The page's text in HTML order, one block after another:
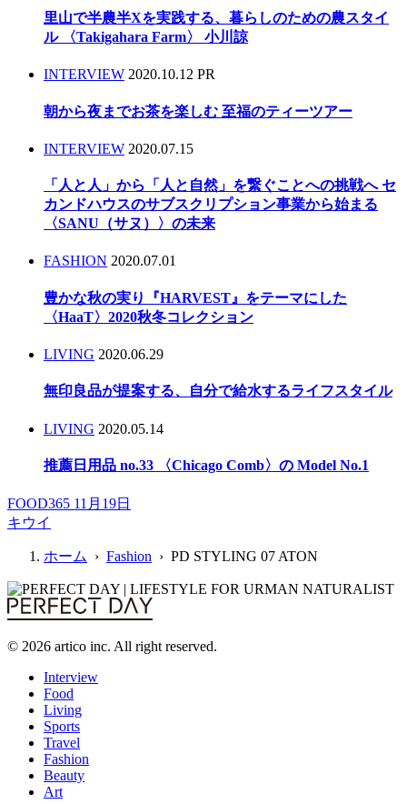
里山で半農半Xを実践する、暮らしのための農スタイ
ル 〈Takigahara Farm〉 小川諒
INTERVIEW 2020.10.12 PR
朝から夜までお茶を楽しむ 至福のティーツアー
INTERVIEW 2020.07.15
「人と人」から「人と自然」を繋ぐことへの挑戦へ セ
カンドハウスのサブスクリプション事業から始まる
〈SANU（サヌ）〉の未来
FASHION 2020.07.01
豊かな秋の実り『HARVEST』をテーマにした
〈HaaT〉2020秋冬コレクション
LIVING 2020.06.29
無印良品が提案する、自分で給水するライフスタイル
LIVING 2020.05.14
推薦日用品 no.33 〈Chicago Comb〉の Model No.1
FOOD365 11月19日
キウイ
ホーム › Fashion › PD STYLING 07 ATON
© 2026 artico inc. All right reserved.
Interview
Food
Living
Sports
Travel
Fashion
Beauty
Art